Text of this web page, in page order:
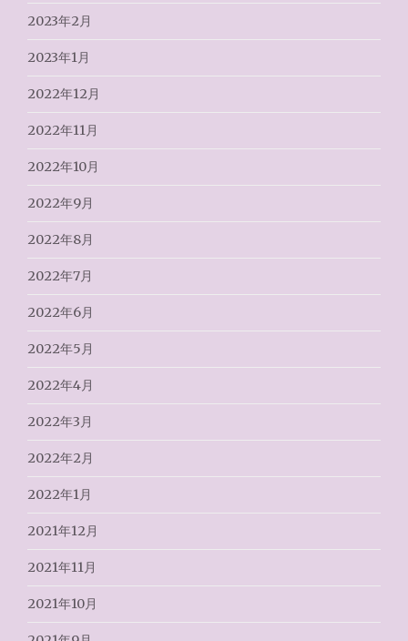
2023年2月
2023年1月
2022年12月
2022年11月
2022年10月
2022年9月
2022年8月
2022年7月
2022年6月
2022年5月
2022年4月
2022年3月
2022年2月
2022年1月
2021年12月
2021年11月
2021年10月